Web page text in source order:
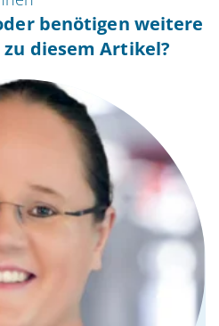
benötigen weitere
diesem Artikel?